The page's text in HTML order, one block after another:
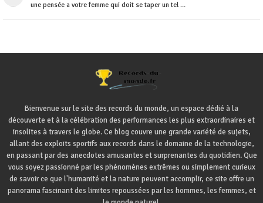
une pensée a votre femme qui doit se taper un tel ...
Bienvenue sur le site des records du monde, un espace dédié à la
découverte et à la célébration des performances les plus extraordinaires et
insolites à travers le globe. Ce blog couvre une grande variété de sujets,
allant des exploits sportifs aux records dans le domaine de la technologie,
en passant par des anecdotes amusantes et surprenantes du quotidien. Que
vous soyez passionné par les phénomènes extrêmes ou simplement curieux
de savoir ce que l'humanité et la nature peuvent accomplir, ce site offre un
panorama fascinant des limites repoussées par les hommes, les femmes, et